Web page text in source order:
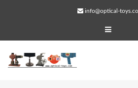
info@optical-